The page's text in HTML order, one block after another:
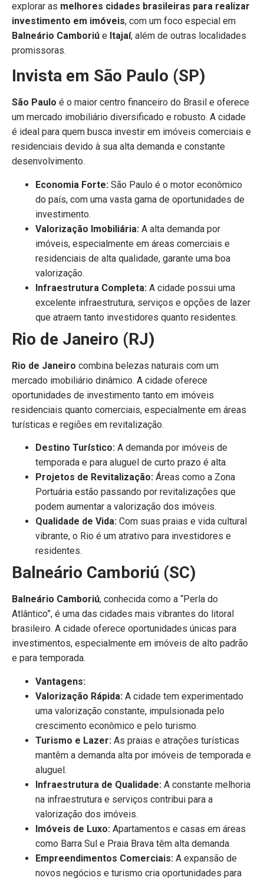
explorar as melhores cidades brasileiras para realizar
investimento em imóveis, com um foco especial em
Balneário Camboriú e Itajaí, além de outras localidades
promissoras.
Invista em São Paulo (SP)
São Paulo é o maior centro financeiro do Brasil e oferece
um mercado imobiliário diversificado e robusto. A cidade
é ideal para quem busca investir em imóveis comerciais e
residenciais devido à sua alta demanda e constante
desenvolvimento.
Economia Forte: São Paulo é o motor econômico
do país, com uma vasta gama de oportunidades de
investimento.
Valorização Imobiliária: A alta demanda por
imóveis, especialmente em áreas comerciais e
residenciais de alta qualidade, garante uma boa
valorização.
Infraestrutura Completa: A cidade possui uma
excelente infraestrutura, serviços e opções de lazer
que atraem tanto investidores quanto residentes.
Rio de Janeiro (RJ)
Rio de Janeiro combina belezas naturais com um
mercado imobiliário dinâmico. A cidade oferece
oportunidades de investimento tanto em imóveis
residenciais quanto comerciais, especialmente em áreas
turísticas e regiões em revitalização.
Destino Turístico: A demanda por imóveis de
temporada e para aluguel de curto prazo é alta.
Projetos de Revitalização: Áreas como a Zona
Portuária estão passando por revitalizações que
podem aumentar a valorização dos imóveis.
Qualidade de Vida: Com suas praias e vida cultural
vibrante, o Rio é um atrativo para investidores e
residentes.
Balneário Camboriú (SC)
Balneário Camboriú, conhecida como a “Perla do
Atlântico”, é uma das cidades mais vibrantes do litoral
brasileiro. A cidade oferece oportunidades únicas para
investimentos, especialmente em imóveis de alto padrão
e para temporada.
Vantagens:
Valorização Rápida: A cidade tem experimentado
uma valorização constante, impulsionada pelo
crescimento econômico e pelo turismo.
Turismo e Lazer: As praias e atrações turísticas
mantêm a demanda alta por imóveis de temporada e
aluguel.
Infraestrutura de Qualidade: A constante melhoria
na infraestrutura e serviços contribui para a
valorização dos imóveis.
Imóveis de Luxo: Apartamentos e casas em áreas
como Barra Sul e Praia Brava têm alta demanda.
Empreendimentos Comerciais: A expansão de
novos negócios e turismo cria oportunidades para